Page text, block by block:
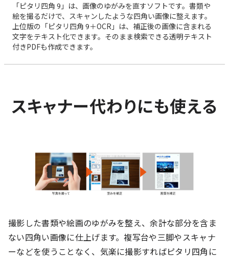
「ピタリ四角 9」は、画像のゆがみを直すソフトです。書類や
絵を撮るだけで、スキャンしたような四角い画像に整えます。
上位版の「ピタリ四角 9＋OCR」は、補正後の画像に含まれる
文字をテキスト化できます。そのまま検索できる透明テキスト
付きPDFも作成できます。
スキャナー代わりにも使える
撮影した書類や絵画のゆがみを整え、余計な部分を含ま
ない四角い画像に仕上げます。複写台や三脚やスキャナ
ーなどを使うことなく、気楽に撮影すればピタリ四角に